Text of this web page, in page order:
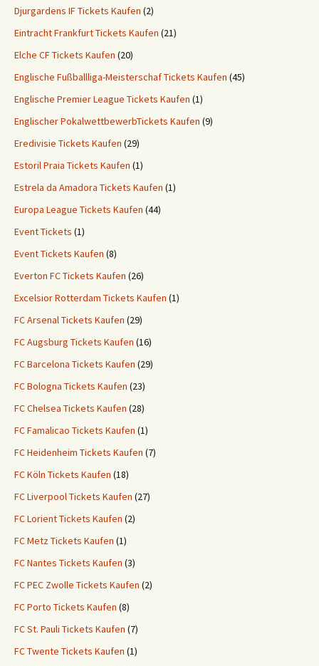
Djurgardens IF Tickets Kaufen (2)
Eintracht Frankfurt Tickets Kaufen (21)
Elche CF Tickets Kaufen (20)
Englische Fußballliga-Meisterschaf Tickets Kaufen (45)
Englische Premier League Tickets Kaufen (1)
Englischer PokalwettbewerbTickets Kaufen (9)
Eredivisie Tickets Kaufen (29)
Estoril Praia Tickets Kaufen (1)
Estrela da Amadora Tickets Kaufen (1)
Europa League Tickets Kaufen (44)
Event Tickets (1)
Event Tickets Kaufen (8)
Everton FC Tickets Kaufen (26)
Excelsior Rotterdam Tickets Kaufen (1)
FC Arsenal Tickets Kaufen (29)
FC Augsburg Tickets Kaufen (16)
FC Barcelona Tickets Kaufen (29)
FC Bologna Tickets Kaufen (23)
FC Chelsea Tickets Kaufen (28)
FC Famalicao Tickets Kaufen (1)
FC Heidenheim Tickets Kaufen (7)
FC Köln Tickets Kaufen (18)
FC Liverpool Tickets Kaufen (27)
FC Lorient Tickets Kaufen (2)
FC Metz Tickets Kaufen (1)
FC Nantes Tickets Kaufen (3)
FC PEC Zwolle Tickets Kaufen (2)
FC Porto Tickets Kaufen (8)
FC St. Pauli Tickets Kaufen (7)
FC Twente Tickets Kaufen (1)